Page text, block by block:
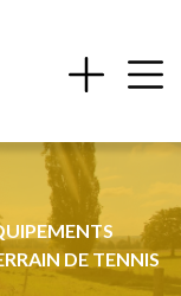
DE TENNIS